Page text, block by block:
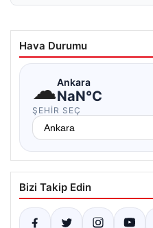
Hava Durumu
☁Ankara
NaN°C
ŞEHIR SEÇ
Bizi Takip Edin